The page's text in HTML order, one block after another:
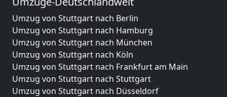
Umzug von Stuttgart nach Berlin
Umzug von Stuttgart nach Hamburg
Umzug von Stuttgart nach München
Umzug von Stuttgart nach Köln
Umzug von Stuttgart nach Frankfurt am Main
Umzug von Stuttgart nach Stuttgart
Umzug von Stuttgart nach Düsseldorf